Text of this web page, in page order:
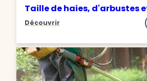
Taille de haies, d'arbustes
Découvrir